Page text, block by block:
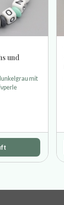
und
mit